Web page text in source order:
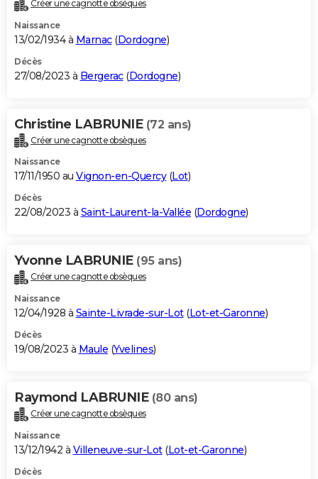
Créer une cagnotte obsèques
Naissance
13/02/1934 à Marnac(Dordogne)
Décès
27/08/2023 à Bergerac(Dordogne)
Christine LABRUNIE (72 ans)
Créer une cagnotte obsèques
Naissance
17/11/1950 au Vignon-en-Quercy(Lot)
Décès
22/08/2023 à Saint-Laurent-la-Vallée (Dordogne)
Yvonne LABRUNIE (95 ans)
Créer une cagnotte obsèques
Naissance
12/04/1928 à Sainte-Livrade-sur-Lot(Lot-et-Garonne)
Décès
19/08/2023 à Maule (Yvelines)
Raymond LABRUNIE (80 ans)
Créer une cagnotte obsèques
Naissance
13/12/1942 à Villeneuve-sur-Lot(Lot-et-Garonne)
Décès